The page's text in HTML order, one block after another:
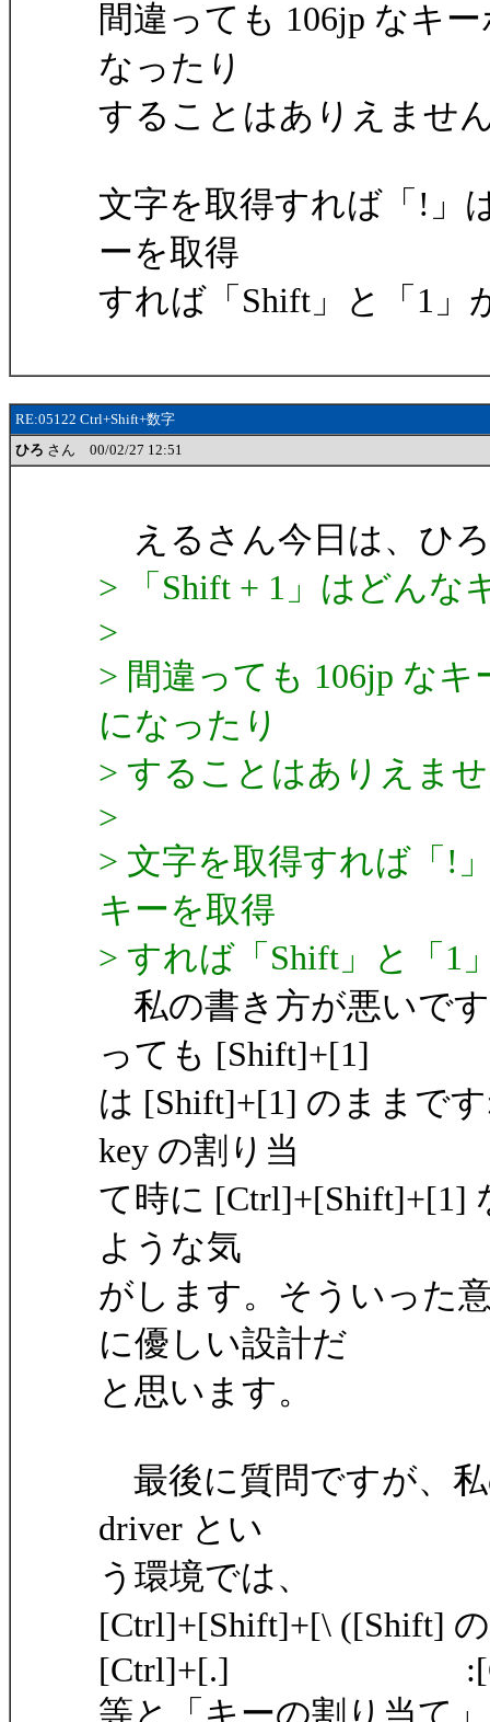
間違っても 106jp なキ
なったり
することはありえませ
文字を取得すれば「!」
ーを取得
すれば「Shift」と「1」
RE:05122 Ctrl+Shift+数字
ひろ さん 00/02/27 12:51
えるさん今日は、ひ
> 「Shift + 1」はどんな
>
> 間違っても 106jp な
になったり
> することはありえま
>
> 文字を取得すれば「!
キーを取得
> すれば「Shift」と「1
私の書き方が悪いで
っても [Shift]+[1]
は [Shift]+[1] のままで
key の割り当
て時に [Ctrl]+[Shift]+[1]
ような気
がします。そういった
に優しい設計だ
と思います。
最後に質問ですが、私
driver とい
う環境では、
[Ctrl]+[Shift]+[\ ([Shift]
[Ctrl]+[.]
等と「キーの割り当て